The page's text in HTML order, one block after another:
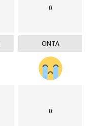
0
CINTA
0